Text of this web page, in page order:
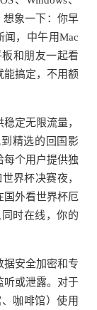
想象一下：你早
闻，中午用Mac
和朋友一起看
搞定，不用额
稳定无限流量，
精选的回国影
每个用户提供独
界杯决赛夜，
国外看世界杯厄
时在线，你的
据安全加密和专
听或泄露。对于
咖啡馆）使用